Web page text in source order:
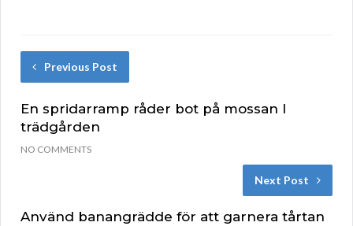
Previous Post
En spridarramp råder bot på mossan I
trädgården
NO COMMENTS
Next Post
Använd banangrädde för att garnera tårtan